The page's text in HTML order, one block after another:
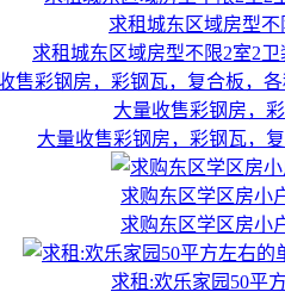
求租城东区域房型不
求租城东区域房型不限2室2卫
大量收售彩钢房，
大量收售彩钢房，彩钢瓦，
求购东区学区房小
求购东区学区房小
求租:欢乐家园50平